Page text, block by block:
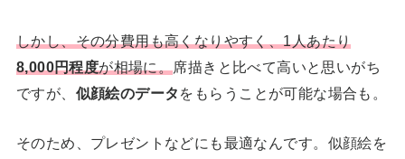
しかし、その分費用も高くなりやすく、1人あたり
8,000円程度が相場に。席描きと比べて高いと思いがち
ですが、 似顔絵のデータ をもらうことが可能な場合も。
そのため、プレゼントなどにも最適なんです。似顔絵を